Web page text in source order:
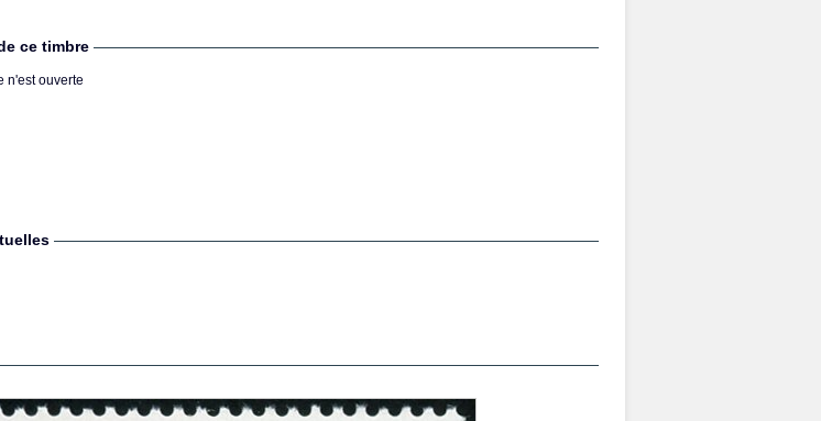
ce timbre
n'est ouverte